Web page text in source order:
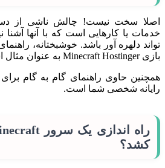
اصلا سخت نیست! چالش ناشی از
خدمات یا کارهایی است که با آنها آشنا
تواند دلهره آور باشد. خوشبختانه،
بازی Minecraft Hostinger به عنوان مثال استفاده می کند.
رایانه شخصی شما است.
کشد؟